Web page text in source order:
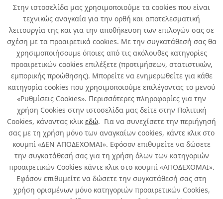
Στην ιστοσελίδα μας χρησιμοποιούμε τα cookies που είναι
τεχνικώς αναγκαία για την ορθή και αποτελεσματική
λειτουργία της και για την αποθήκευση των επιλογών σας σε
σχέση με τα προαιρετικά cookies. Με την συγκατάθεσή σας θα
χρησιμοποιήσουμε όποιες από τις ακόλουθες κατηγορίες
προαιρετικών cookies επιλέξετε (προτιμήσεων, στατιστικών,
εμπορικής προώθησης). Μπορείτε να ενημερωθείτε για κάθε
κατηγορία cookies που χρησιμοποιούμε επιλέγοντας το μενού
«Ρυθμίσεις Cookies». Περισσότερες πληροφορίες για την
χρήση Cookies στην ιστοσελίδα μας δείτε στην Πολιτική
Cookies, κάνοντας κλικ εδώ. Για να συνεχίσετε την περιήγησή
σας με τη χρήση μόνο των αναγκαίων cookies, κάντε κλικ στο
κουμπί «ΔΕΝ ΑΠΟΔΕΧΟΜΑΙ». Εφόσον επιθυμείτε να δώσετε
την συγκατάθεσή σας για τη χρήση όλων των κατηγοριών
προαιρετικών Cookies κάντε κλικ στο κουμπί «ΑΠΟΔΕΧΟΜΑΙ».
Εφόσον επιθυμείτε να δώσετε την συγκατάθεσή σας στη
χρήση ορισμένων μόνο κατηγοριών προαιρετικών Cookies,
ΑΣΤΑΡΙΑ
LIGHT PRIMER OFF-WHITE 4555-
11630 0.75 LTR
κωδ. 455511638
6τμχ/ συσκευασία
Άμεσα Διαθέσιμο
Σχετικά με εμάς
Χρήσιμα